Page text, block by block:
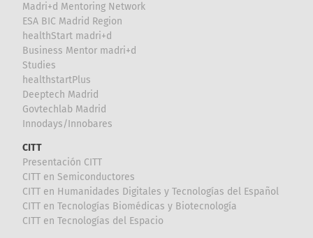
Madri+d Mentoring Network
ESA BIC Madrid Region
healthStart madri+d
Business Mentor madri+d
Studies
healthstartPlus
Deeptech Madrid
Govtechlab Madrid
Innodays/Innobares
CITT
Presentación CITT
CITT en Semiconductores
CITT en Humanidades Digitales y Tecnologías del Español
CITT en Tecnologías Biomédicas y Biotecnología
CITT en Tecnologías del Espacio